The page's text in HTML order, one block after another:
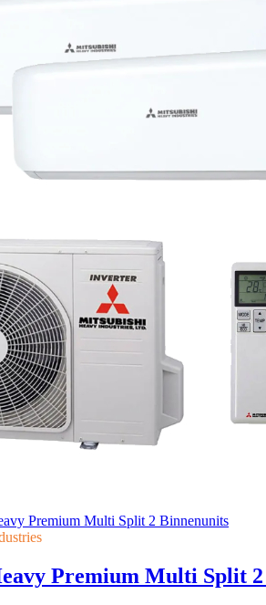
Premium Multi Split 2 Binnenunits
Premium Multi Split